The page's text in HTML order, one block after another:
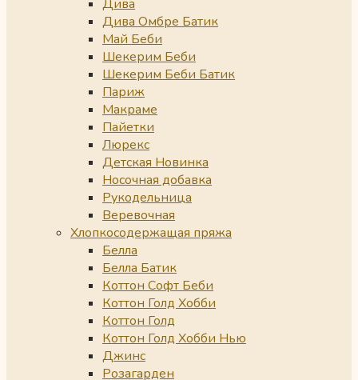
Дива
Дива Омбре Батик
Май Беби
Шекерим Беби
Шекерим Беби Батик
Париж
Макраме
Пайетки
Люрекс
Детская Новинка
Носочная добавка
Рукодельница
Веревочная
Хлопкосодержащая пряжа
Белла
Белла Батик
Коттон Софт Беби
Коттон Голд Хобби
Коттон Голд
Коттон Голд Хобби Нью
Джинс
Розагарден